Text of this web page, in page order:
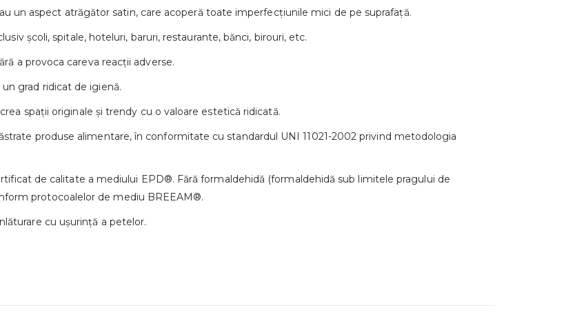
un aspect atrăgător satin, care acoperă toate imperfecțiunile mici de pe suprafață.
școli, spitale, hoteluri, baruri, restaurante, bănci, birouri, etc.
a provoca careva reacții adverse.
grad ridicat de igienă.
spații originale și trendy cu o valoare estetică ridicată.
produse alimentare, în conformitate cu standardul UNI 11021-2002 privind metodologia
de calitate a mediului EPD®. Fără formaldehidă (formaldehidă sub limitele pragului de
protocoalelor de mediu BREEAM®.
cu ușurință a petelor.